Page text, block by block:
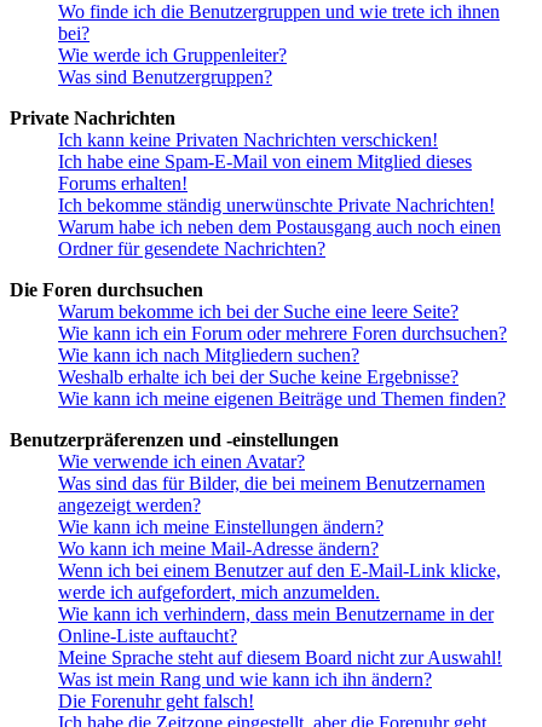
Wo finde ich die Benutzergruppen und wie trete ich ihnen
bei?
Wie werde ich Gruppenleiter?
Was sind Benutzergruppen?
Private Nachrichten
Ich kann keine Privaten Nachrichten verschicken!
Ich habe eine Spam-E-Mail von einem Mitglied dieses
Forums erhalten!
Ich bekomme ständig unerwünschte Private Nachrichten!
Warum habe ich neben dem Postausgang auch noch einen
Ordner für gesendete Nachrichten?
Die Foren durchsuchen
Warum bekomme ich bei der Suche eine leere Seite?
Wie kann ich ein Forum oder mehrere Foren durchsuchen?
Wie kann ich nach Mitgliedern suchen?
Weshalb erhalte ich bei der Suche keine Ergebnisse?
Wie kann ich meine eigenen Beiträge und Themen finden?
Benutzerpräferenzen und -einstellungen
Wie verwende ich einen Avatar?
Was sind das für Bilder, die bei meinem Benutzernamen
angezeigt werden?
Wie kann ich meine Einstellungen ändern?
Wo kann ich meine Mail-Adresse ändern?
Wenn ich bei einem Benutzer auf den E-Mail-Link klicke,
werde ich aufgefordert, mich anzumelden.
Wie kann ich verhindern, dass mein Benutzername in der
Online-Liste auftaucht?
Meine Sprache steht auf diesem Board nicht zur Auswahl!
Was ist mein Rang und wie kann ich ihn ändern?
Die Forenuhr geht falsch!
Ich habe die Zeitzone eingestellt, aber die Forenuhr geht